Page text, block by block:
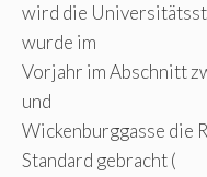
wird die
wurde im
Vorjahr im Abschnitt
und
Wickenburggasse die
Standard gebracht (